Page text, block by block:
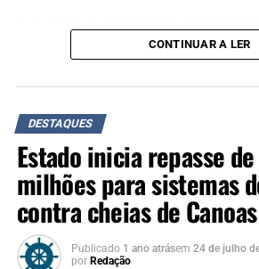
Flávio Dino, Cármen Lúcia e
durante o julgamento, não votou.
Crimes
Organização criminosa: 7
Abolição violenta do Estado
Direito: 6 anos e 6 meses.
Golpe de Estado: 8 anos e 2
CONTINUAR A LER
DESTAQUES
Estado inicia repasse
milhões para sistemas
contra cheias de Canoas
Publicado 1 ano atrásem 24 de julho
por Redação